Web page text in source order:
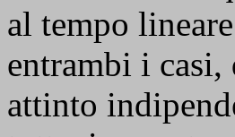
al tempo
entrambi i casi,
attinto